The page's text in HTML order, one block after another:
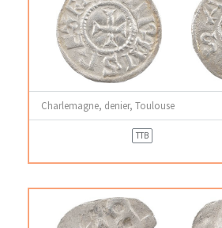
Charlemagne, denier, Toulouse
TTB